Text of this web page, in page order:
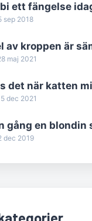
ett fängelse
sep 2018
av kroppen är
maj 2021
det när katten
dec 2021
gång en blondin
dec 2019